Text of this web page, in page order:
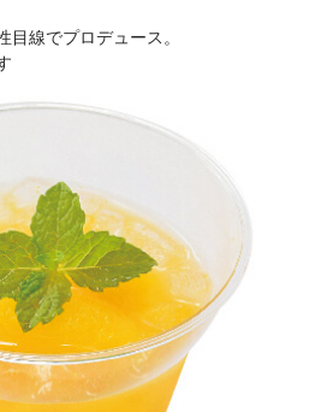
線でプロデュース。